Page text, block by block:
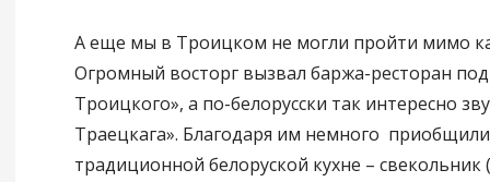
А еще мы в Троицком не могли пройти мимо
Огромный восторг вызвал баржа-ресторан
Троицкого», а по-белорусски так интересно
Траецкага». Благодаря им немного
традиционной белоруской кухне –